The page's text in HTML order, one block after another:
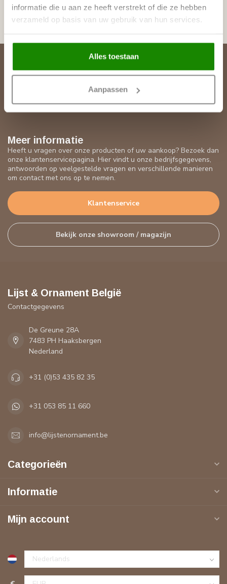
informatie die u aan ze heeft verstrekt of die ze hebben
verzameld op basis van uw gebruik van hun services.
Alles toestaan
Aanpassen
Meer informatie
Heeft u vragen over onze producten of uw aankoop? Bezoek dan
onze klantenservicepagina. Hier vindt u onze bedrijfsgegevens,
antwoorden op veelgestelde vragen en verschillende manieren
om contact met ons op te nemen.
Klantenservice
Bekijk onze showroom / magazijn
Blijf op de hoogte over onze laatste acties
Lijst & Ornament België
Contactgegevens
De Greune 28A
7483 PH Haaksbergen
Nederland
+31 (0)53 435 82 35
+31 053 85 11 660
info@lijstenornament.be
Categorieën
Informatie
Mijn account